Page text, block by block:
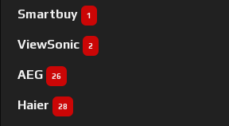
Smartbuy 1
ViewSonic 2
AEG 26
Haier 28